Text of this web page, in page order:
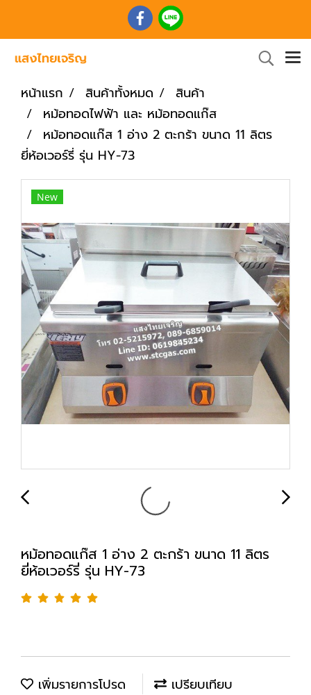
หน้าแรก สินค้าทั้งหมด
สินค้า
หม้อทอดไฟฟ้า และ หม้อทอดแก๊ส
หม้อทอดแก๊ส 1 อ่าง 2 ตะกร้า ขนาด 11 ลิตร
ยี่ห้อเวอร์รี่ รุ่น HY-73
New
หม้อทอดแก๊ส 1 อ่าง 2 ตะกร้า ขนาด 11 ลิตร
ยี่ห้อเวอร์รี่ รุ่น HY-73
เพิ่มรายการโปรด เปรียบเทียบ